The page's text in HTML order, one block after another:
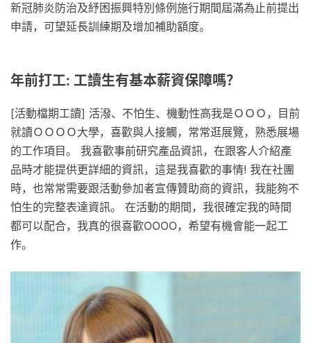
新冠肺炎防治及紓困振興特別條例施行期間屆滿為止前提出
申請，可望延長訓練期及增加補助額度。
年前打工: 工讀生有基本薪資保障嗎？
[活動檔期工讀] 活潑、不怕生、機動性高我是ＯＯＯ，目前
就讀ＯＯＯＯ大學，喜歡與人接觸，常常逛展覽，熟悉展場
的工作項目。 我喜歡事前研究產品資訊，在跟客人介紹產
品時才能提供更詳細的資訊，這是我喜歡的事情! 我在社團
時，也常常需要跟活動參加者宣傳贊助商的資訊，我能夠不
怕生的完整表達資訊。 在活動的期間，我很確定我的時間
都可以配合，我真的很喜歡OOOO，希望有機會能一起工
作。